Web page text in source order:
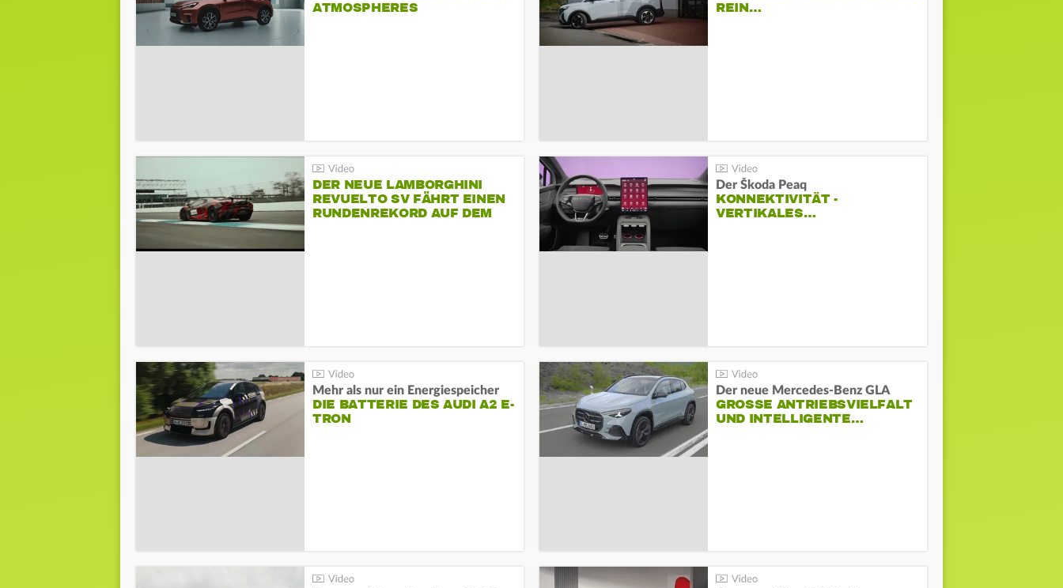
ATMOSPHERES
REIN…
DER NEUE LAMBORGHINI
REVUELTO SV FÄHRT EINEN
RUNDENREKORD AUF DEM
Der Škoda Peaq
KONNEKTIVITÄT -
VERTIKALES…
Mehr als nur ein Energiespeicher
DIE BATTERIE DES AUDI A2 E-
TRON
Der neue Mercedes-Benz GLA
GROSSE ANTRIEBSVIELFALT U
ND INTELLIGENTE…